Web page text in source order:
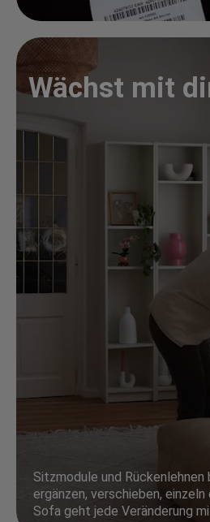
Wächst mit
Sitzmodule und
ergänzen, verschieben,
Sofa geht jede Veränderung